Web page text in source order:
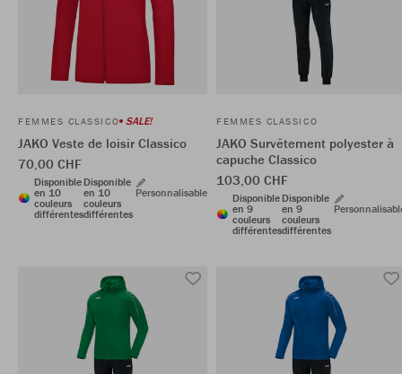
FEMMES CLASSICO SALE!
JAKO Veste de loisir Classico
70,00 CHF
Disponible
en 10
couleurs
différentes
Disponible
en 10
couleurs
différentes
Personnalisable
FEMMES CLASSICO
JAKO Survêtement polyester à
capuche Classico
103,00 CHF
Disponible
en 9
couleurs
différentes
Disponible
en 9
couleurs
différentes